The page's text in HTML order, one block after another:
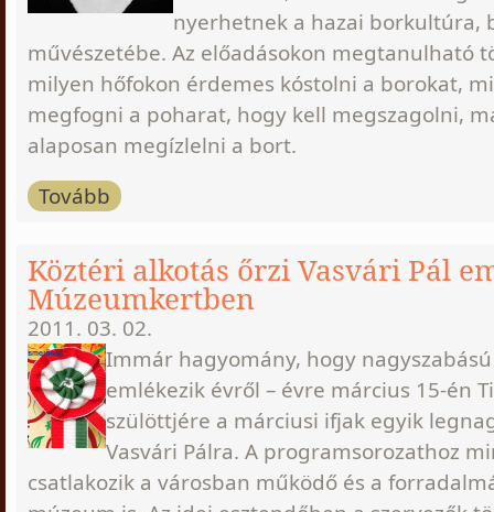
nyerhetnek a hazai borkultúra,
művészetébe. Az előadásokon megtanulható
milyen hőfokon érdemes kóstolni a borokat,
megfogni a poharat, hogy kell megszagolni,
alaposan megízlelni a bort.
Tovább
Köztéri alkotás őrzi Vasvári Pál
Múzeumkertben
2011. 03. 02.
Immár hagyomány, hogy
emlékezik évről – évre március 15-én
szülöttjére a márciusi ifjak egyik
Vasvári Pálra. A programsorozathoz
csatlakozik a városban működő és a